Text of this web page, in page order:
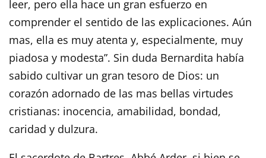
leer, pero ella hace un gran esfuerzo en
comprender el sentido de las explicaciones. Aún
mas, ella es muy atenta y, especialmente, muy
piadosa y modesta”. Sin duda Bernardita había
sabido cultivar un gran tesoro de Dios: un
corazón adornado de las mas bellas virtudes
cristianas: inocencia, amabilidad, bondad,
caridad y dulzura.